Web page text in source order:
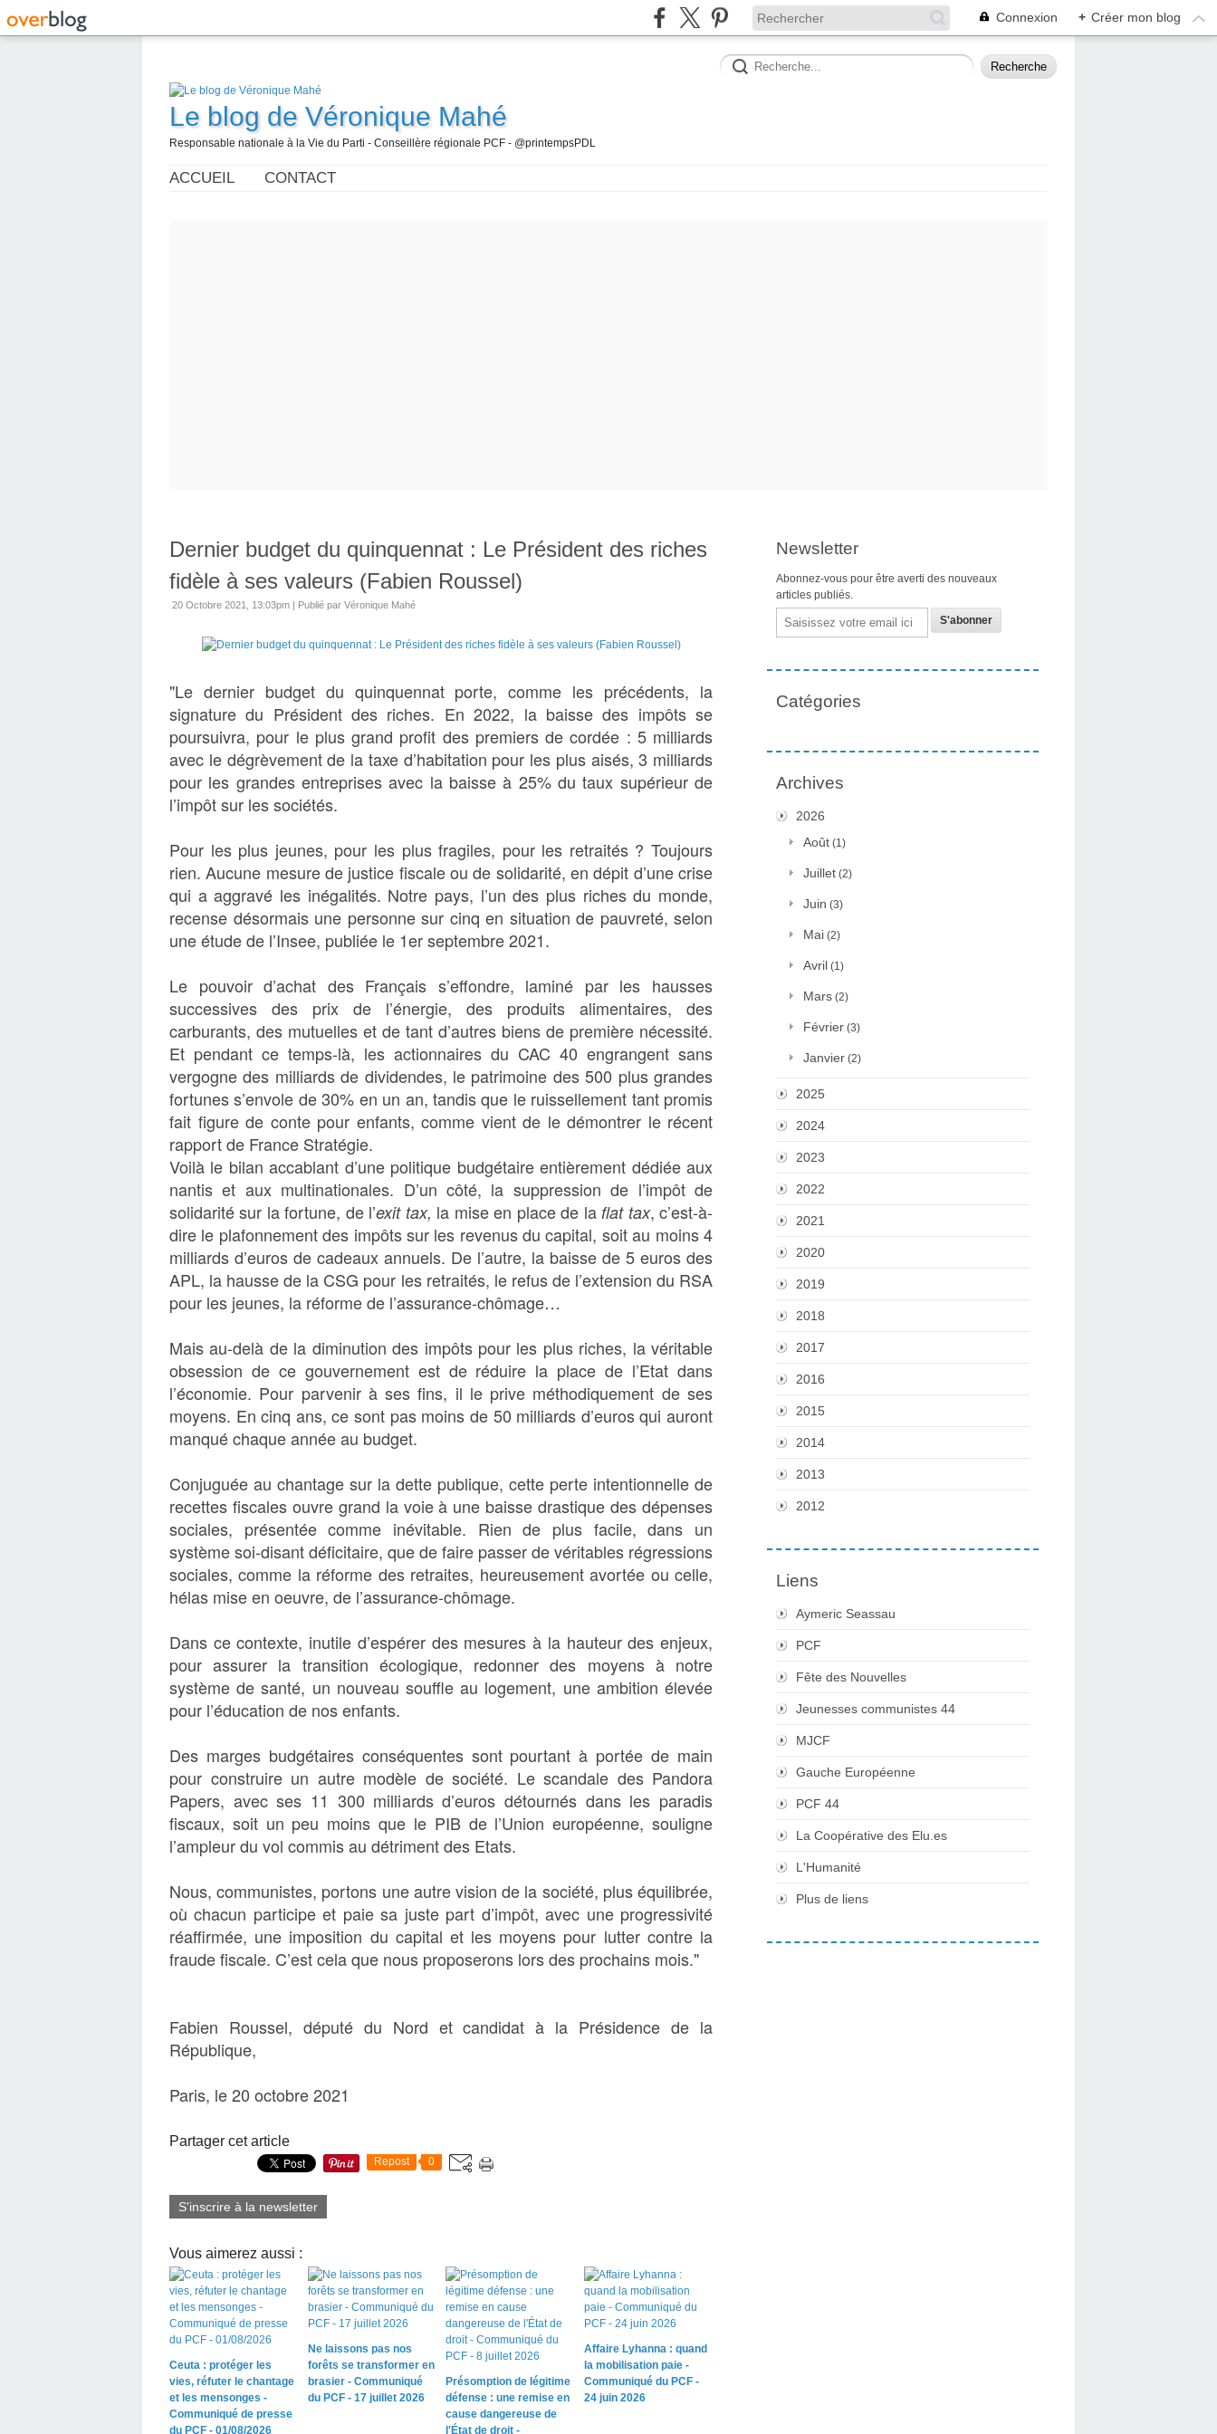
Connexion + Créer mon blog
Le blog de Véronique Mahé
Responsable nationale à la Vie du Parti - Conseillère régionale PCF - @printempsPDL
ACCUEIL CONTACT
Dernier budget du quinquennat : Le Président des riches
fidèle à ses valeurs (Fabien Roussel)
20 Octobre 2021, 13:03pm | Publié par Véronique Mahé
"Le dernier budget du quinquennat porte, comme les précédents, la
signature du Président des riches. En 2022, la baisse des impôts se
poursuivra, pour le plus grand profit des premiers de cordée : 5 milliards
avec le dégrèvement de la taxe d’habitation pour les plus aisés, 3 milliards
pour les grandes entreprises avec la baisse à 25% du taux supérieur de
l’impôt sur les sociétés.
Pour les plus jeunes, pour les plus fragiles, pour les retraités ? Toujours
rien. Aucune mesure de justice fiscale ou de solidarité, en dépit d’une crise
qui a aggravé les inégalités. Notre pays, l’un des plus riches du monde,
recense désormais une personne sur cinq en situation de pauvreté, selon
une étude de l’Insee, publiée le 1er septembre 2021.
Le pouvoir d’achat des Français s’effondre, laminé par les hausses
successives des prix de l’énergie, des produits alimentaires, des
carburants, des mutuelles et de tant d’autres biens de première nécessité.
Et pendant ce temps-là, les actionnaires du CAC 40 engrangent sans
vergogne des milliards de dividendes, le patrimoine des 500 plus grandes
fortunes s’envole de 30% en un an, tandis que le ruissellement tant promis
fait figure de conte pour enfants, comme vient de le démontrer le récent
rapport de France Stratégie.
Voilà le bilan accablant d’une politique budgétaire entièrement dédiée aux
nantis et aux multinationales. D’un côté, la suppression de l’impôt de
solidarité sur la fortune, de l’exit tax, la mise en place de la flat tax, c’est-à-
dire le plafonnement des impôts sur les revenus du capital, soit au moins 4
milliards d’euros de cadeaux annuels. De l’autre, la baisse de 5 euros des
APL, la hausse de la CSG pour les retraités, le refus de l’extension du RSA
pour les jeunes, la réforme de l’assurance-chômage…
Mais au-delà de la diminution des impôts pour les plus riches, la véritable
obsession de ce gouvernement est de réduire la place de l’Etat dans
l’économie. Pour parvenir à ses fins, il le prive méthodiquement de ses
moyens. En cinq ans, ce sont pas moins de 50 milliards d’euros qui auront
manqué chaque année au budget.
Conjuguée au chantage sur la dette publique, cette perte intentionnelle de
recettes fiscales ouvre grand la voie à une baisse drastique des dépenses
sociales, présentée comme inévitable. Rien de plus facile, dans un
système soi-disant déficitaire, que de faire passer de véritables régressions
sociales, comme la réforme des retraites, heureusement avortée ou celle,
hélas mise en oeuvre, de l’assurance-chômage.
Dans ce contexte, inutile d’espérer des mesures à la hauteur des enjeux,
pour assurer la transition écologique, redonner des moyens à notre
système de santé, un nouveau souffle au logement, une ambition élevée
pour l’éducation de nos enfants.
Des marges budgétaires conséquentes sont pourtant à portée de main
pour construire un autre modèle de société. Le scandale des Pandora
Papers, avec ses 11 300 milliards d’euros détournés dans les paradis
fiscaux, soit un peu moins que le PIB de l’Union européenne, souligne
l’ampleur du vol commis au détriment des Etats.
Nous, communistes, portons une autre vision de la société, plus équilibrée,
où chacun participe et paie sa juste part d’impôt, avec une progressivité
réaffirmée, une imposition du capital et les moyens pour lutter contre la
fraude fiscale. C’est cela que nous proposerons lors des prochains mois."
Fabien Roussel, député du Nord et candidat à la Présidence de la
République,
Paris, le 20 octobre 2021
Partager cet article
Repost 0
S'inscrire à la newsletter
Vous aimerez aussi :
Ceuta : protéger les
vies, réfuter le chantage
et les mensonges -
Communiqué de presse
du PCF - 01/08/2026
Ne laissons pas nos
forêts se transformer en
brasier - Communiqué
du PCF - 17 juillet 2026
Présomption de légitime
défense : une remise en
cause dangereuse de
l'État de droit -
Affaire Lyhanna : quand
la mobilisation paie -
Communiqué du PCF -
24 juin 2026
Newsletter
Abonnez-vous pour être averti des nouveaux
articles publiés.
Email
Catégories
Archives
2026
Août (1)
Juillet (2)
Juin (3)
Mai (2)
Avril (1)
Mars (2)
Février (3)
Janvier (2)
2025
2024
2023
2022
2021
2020
2019
2018
2017
2016
2015
2014
2013
2012
Liens
Aymeric Seassau
PCF
Fête des Nouvelles
Jeunesses communistes 44
MJCF
Gauche Européenne
PCF 44
La Coopérative des Elu.es
L'Humanité
Plus de liens